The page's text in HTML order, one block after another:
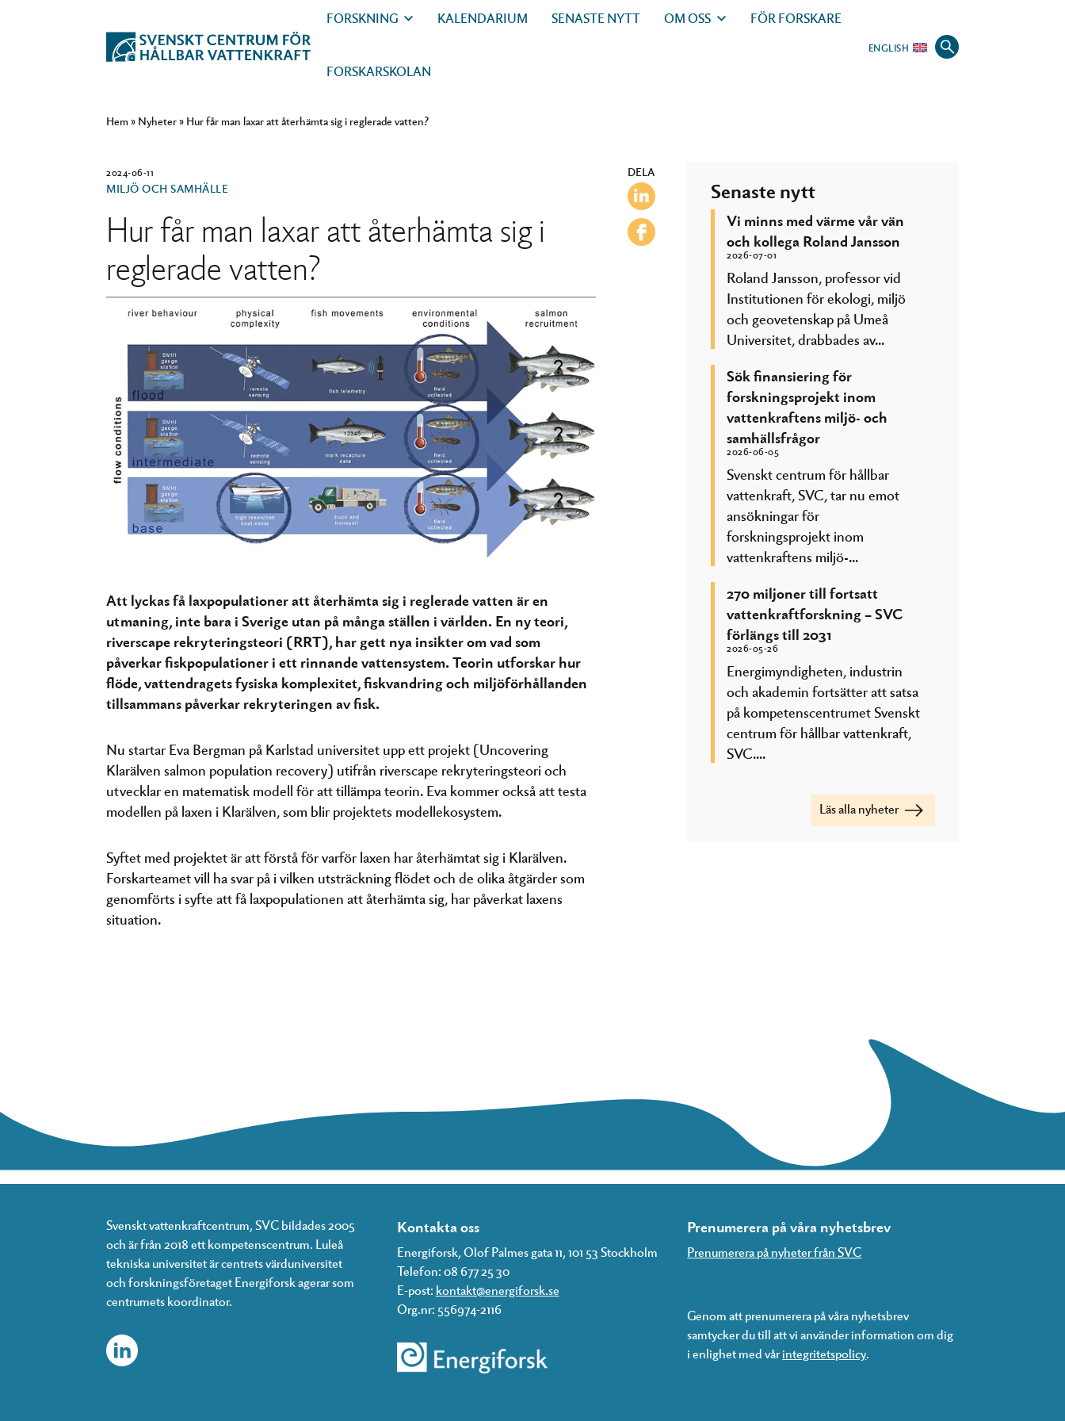
FORSKNING KALENDARIUM SENASTE NYTT OM OSS FÖR FORSKARE
FORSKARSKOLAN
ENGLISH
Hem» Nyheter» Hur får man laxar att återhämta sig i reglerade vatten?
2024-06-11
MILJÖ OCH SAMHÄLLE
Hur får man laxar att återhämta sig i
reglerade vatten?
Att lyckas få laxpopulationer att återhämta sig i reglerade vatten är en
utmaning, inte bara i Sverige utan på många ställen i världen. En ny teori,
riverscape rekryteringsteori (RRT), har gett nya insikter om vad som
påverkar fiskpopulationer i ett rinnande vattensystem. Teorin utforskar hur
flöde, vattendragets fysiska komplexitet, fiskvandring och miljöförhållanden
tillsammans påverkar rekryteringen av fisk.
Nu startar Eva Bergman på Karlstad universitet upp ett projekt (Uncovering
Klarälven salmon population recovery) utifrån riverscape rekryteringsteori och
utvecklar en matematisk modell för att tillämpa teorin. Eva kommer också att testa
modellen på laxen i Klarälven, som blir projektets modellekosystem.
Syftet med projektet är att förstå för varför laxen har återhämtat sig i Klarälven.
Forskarteamet vill ha svar på i vilken utsträckning flödet och de olika åtgärder som
genomförts i syfte att få laxpopulationen att återhämta sig, har påverkat laxens
situation.
DELA
Senaste nytt
Vi minns med värme vår vän
och kollega Roland Jansson
2026-07-01
Roland Jansson, professor vid
Institutionen för ekologi, miljö
och geovetenskap på Umeå
Universitet, drabbades av...
Sök finansiering för
forskningsprojekt inom
vattenkraftens miljö- och
samhällsfrågor
2026-06-05
Svenskt centrum för hållbar
vattenkraft, SVC, tar nu emot
ansökningar för
forskningsprojekt inom
vattenkraftens miljö-...
270 miljoner till fortsatt
vattenkraftforskning – SVC
förlängs till 2031
2026-05-26
Energimyndigheten, industrin
och akademin fortsätter att satsa
på kompetenscentrumet Svenskt
centrum för hållbar vattenkraft,
SVC....
Läs alla nyheter
Svenskt vattenkraftcentrum, SVC bildades 2005
och är från 2018 ett kompetenscentrum. Luleå
tekniska universitet är centrets värduniversitet
och forskningsföretaget Energiforsk agerar som
centrumets koordinator.
Kontakta oss
Energiforsk, Olof Palmes gata 11, 101 53 Stockholm
Telefon: 08 677 25 30
E-post: kontakt@energiforsk.se
Org.nr: 556974-2116
Prenumerera på våra nyhetsbrev
Prenumerera på nyheter från SVC
Genom att prenumerera på våra nyhetsbrev
samtycker du till att vi använder information om dig
i enlighet med vårintegritetspolicy.